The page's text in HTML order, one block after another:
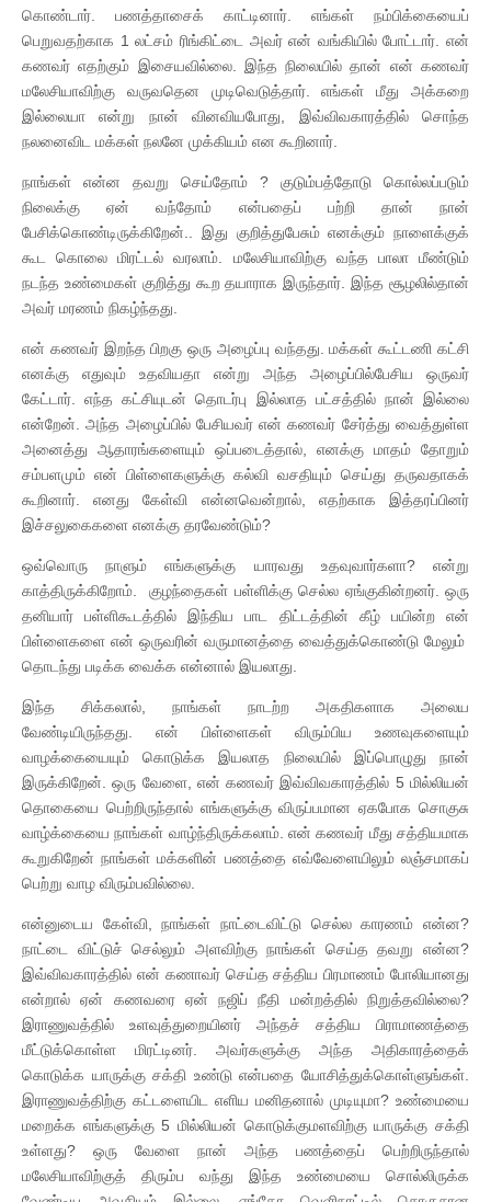
கொண்டார். பணத்தாசைக் காட்டினார். எங்கள் நம்பிக்கையைப்
பெறுவதற்காக 1 லட்சம் ரிங்கிட்டை அவர் என் வங்கியில் போட்டார். என்
கணவர் எதற்கும் இசையவில்லை. இந்த நிலையில் தான் என் கணவர்
மலேசியாவிற்கு வருவதென முடிவெடுத்தார். எங்கள் மீது அக்கறை
இல்லையா என்று நான் வினவியபோது, இவ்விவகாரத்தில் சொந்த
நலனைவிட மக்கள் நலனே முக்கியம் என கூறினார்.
நாங்கள் என்ன தவறு செய்தோம் ? குடும்பத்தோடு கொல்லப்படும்
நிலைக்கு ஏன் வந்தோம் என்பதைப் பற்றி தான் நான்
பேசிக்கொண்டிருக்கிறேன்.. இது குறித்துபேசும் எனக்கும் நாளைக்குக்
கூட கொலை மிரட்டல் வரலாம். மலேசியாவிற்கு வந்த பாலா மீண்டும்
நடந்த உண்மைகள் குறித்து கூற தயாராக இருந்தார். இந்த சூழலில்தான்
அவர் மரணம் நிகழ்ந்தது.
என் கணவர் இறந்த பிறகு ஒரு அழைப்பு வந்தது. மக்கள் கூட்டணி கட்சி
எனக்கு எதுவும் உதவியதா என்று அந்த அழைப்பில்பேசிய ஒருவர்
கேட்டார். எந்த கட்சியுடன் தொடர்பு இல்லாத பட்சத்தில் நான் இல்லை
என்றேன். அந்த அழைப்பில் பேசியவர் என் கணவர் சேர்த்து வைத்துள்ள
அனைத்து ஆதாரங்களையும் ஒப்படைத்தால், எனக்கு மாதம் தோறும்
சம்பளமும் என் பிள்ளைகளுக்கு கல்வி வசதியும் செய்து தருவதாகக்
கூறினார். எனது கேள்வி என்னவென்றால், எதற்காக இத்தரப்பினர்
இச்சலுகைகளை எனக்கு தரவேண்டும்?
ஒவ்வொரு நாளும் எங்களுக்கு யாரவது உதவுவார்களா? என்று
காத்திருக்கிறோம். குழந்தைகள் பள்ளிக்கு செல்ல ஏங்குகின்றனர். ஒரு
தனியார் பள்ளிகூடத்தில் இந்திய பாட திட்டத்தின் கீழ் பயின்ற என்
பிள்ளைகளை என் ஒருவரின் வருமானத்தை வைத்துக்கொண்டு மேலும்
தொடந்து படிக்க வைக்க என்னால் இயலாது.
இந்த சிக்கலால், நாங்கள் நாடற்ற அகதிகளாக அலைய
வேண்டியிருந்தது. என் பிள்ளைகள் விரும்பிய உணவுகளையும்
வாழக்கையையும் கொடுக்க இயலாத நிலையில் இப்பொழுது நான்
இருக்கிறேன். ஒரு வேளை, என் கணவர் இவ்விவகாரத்தில் 5 மில்லியன்
தொகையை பெற்றிருந்தால் எங்களுக்கு விருப்பமான ஏகபோக சொகுசு
வாழ்க்கையை நாங்கள் வாழ்ந்திருக்கலாம். என் கணவர் மீது சத்தியமாக
கூறுகிறேன் நாங்கள் மக்களின் பணத்தை எவ்வேளையிலும் லஞ்சமாகப்
பெற்று வாழ விரும்பவில்லை.
என்னுடைய கேள்வி, நாங்கள் நாட்டைவிட்டு செல்ல காரணம் என்ன?
நாட்டை விட்டுச் செல்லும் அளவிற்கு நாங்கள் செய்த தவறு என்ன?
இவ்விவகாரத்தில் என் கணாவர் செய்த சத்திய பிரமாணம் போலியானது
என்றால் ஏன் கணவரை ஏன் நஜிப் நீதி மன்றத்தில் நிறுத்தவில்லை?
இராணுவத்தில் உளவுத்துறையினர் அந்தச் சத்திய பிராமாணத்தை
மீட்டுக்கொள்ள மிரட்டினர். அவர்களுக்கு அந்த அதிகாரத்தைக்
கொடுக்க யாருக்கு சக்தி உண்டு என்பதை யோசித்துக்கொள்ளுங்கள்.
இராணுவத்திற்கு கட்டளையிட எளிய மனிதனால் முடியுமா? உண்மையை
மறைக்க எங்களுக்கு 5 மில்லியன் கொடுக்குமளவிற்கு யாருக்கு சக்தி
உள்ளது? ஒரு வேளை நான் அந்த பணத்தைப் பெற்றிருந்தால்
மலேசியாவிற்குத் திரும்ப வந்து இந்த உண்மையை சொல்லிருக்க